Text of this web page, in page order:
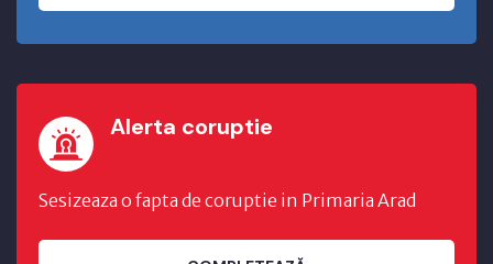
Alerta coruptie
Sesizeaza o fapta de coruptie in Primaria Arad